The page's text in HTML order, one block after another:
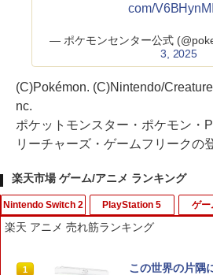
com/
— ポケモンセンター公式
3, 2025
(C)Pokémon. (C)Nintendo/
nc.
ポケットモンスター・ポケモン・
リーチャーズ・ゲームフリークの
楽天市場 ゲーム/アニメ ランキング
Nintendo Switch 2
1
任天堂 スプラト
PlayStation 5
1
PS5用 冷却ファ
ゲー
1
Switch2 ケース
楽天 アニメ 売れ筋ランキング
1 この世界の片隅